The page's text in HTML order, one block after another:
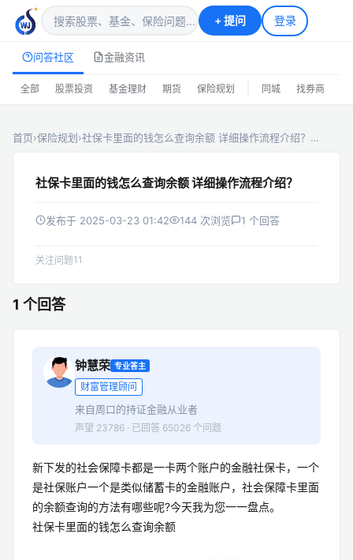
+提问 登录
问答社区 金融资讯
全部 股票投资 基金理财 期货 保险规划 同城 找券商
首页›保险规划›社保卡里面的钱怎么查询余额 详细操作流程介绍？…
社保卡里面的钱怎么查询余额 详细操作流程介绍？
发布于 2025-03-23 01:42 144 次浏览 1 个回答
关注问题11
1 个回答
钟慧荣 专业答主
财富管理顾问
来自周口的持证金融从业者
声望 23786 · 已回答 65026 个问题
新下发的社会保障卡都是一卡两个账户的金融社保卡，一个
是社保账户一个是类似储蓄卡的金融账户，社会保障卡里面
的余额查询的方法有哪些呢?今天我为您一一盘点。
社保卡里面的钱怎么查询余额